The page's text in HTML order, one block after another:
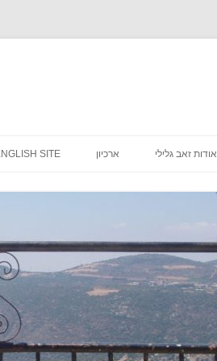
אודות זאב גלילי ארכיון SITE